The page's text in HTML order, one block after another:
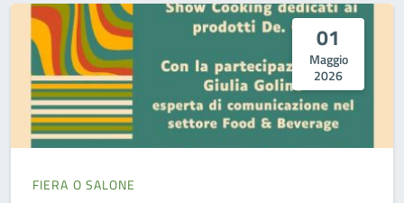
01
Maggio
2026
FIERA O SALONE